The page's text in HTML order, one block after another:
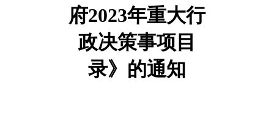
府2023年重大行
政决策事项目
录》的通知